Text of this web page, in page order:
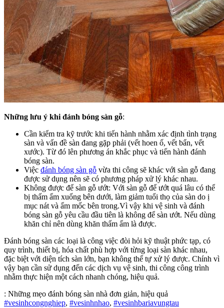
Những lưu ý khi đánh bóng sàn gỗ:
Cần kiểm tra kỹ trước khi tiến hành nhằm xác định tình trạng
sàn và vấn đề sàn đang gặp phải (vết hoen ố, vết bẩn, vết
xước). Từ đó lên phương án khắc phục và tiến hành đánh
bóng sàn.
Việc đánh bóng sàn gỗ vừa thi công sẽ khác với sàn gỗ đang
được sử dụng nên sẽ có phương pháp xử lý khác nhau.
Không được để sàn gỗ ướt: Với sàn gỗ để ướt quá lâu có thể
bị thấm ẩm xuống bên dưới, làm giảm tuổi thọ của sàn do ị
mục nát và ẩm mốc bên trong.Vì vậy khi vệ sinh và đánh
bóng sàn gỗ yêu cầu đầu tiên là không để sàn ướt. Nếu dùng
khăn chỉ nên dùng khăn thấm ẩm là được.
Đánh bóng sàn các loại là công việc đòi hỏi kỹ thuật phức tạp, có
quy trình, thiết bị, hóa chất phù hợp với từng loại sàn khác nhau,
đặc biệt với diện tích sàn lớn, bạn không thể tự xử lý được. Chính vì
vậy bạn cần sử dụng đến các dịch vụ vệ sinh, thi công công trình
nhằm thực hiện một cách nhanh chóng, hiệu quả.
: Những mẹo đánh bóng sàn nhà đơn giản, hiệu quả
#vesinhcongnghiep, #vesinhnhao, #vesinhbariavungtau